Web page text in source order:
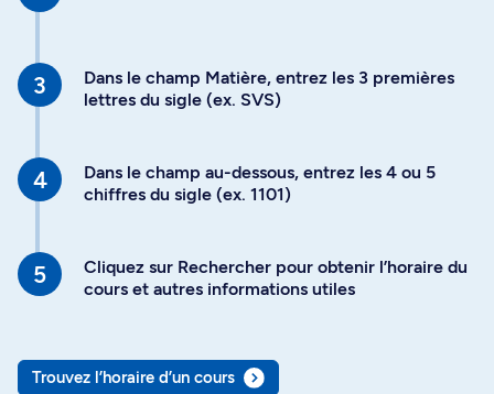
Dans le champ Matière, entrez les 3 premières
lettres du sigle (ex. SVS)
Dans le champ au-dessous, entrez les 4 ou 5
chiffres du sigle (ex. 1101)
Cliquez sur Rechercher pour obtenir l’horaire du
cours et autres informations utiles
Trouvez l’horaire d’un cours